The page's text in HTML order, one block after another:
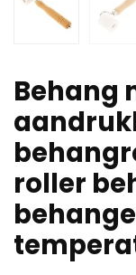
Behang
roller